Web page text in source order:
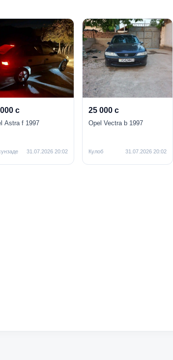
с
Astra f 1997
31.07.2026 20:02
25 000 с
Opel Vectra b 1997
Кулоб 31.07.2026 20:02